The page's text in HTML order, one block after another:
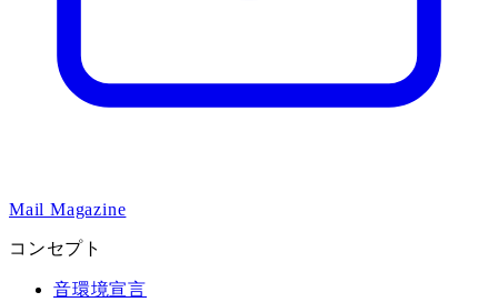
Mail Magazine
コンセプト
音環境宣言